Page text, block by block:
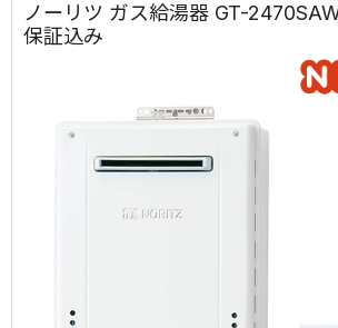
ノーリツ ガス給湯器 GT-
保証込み